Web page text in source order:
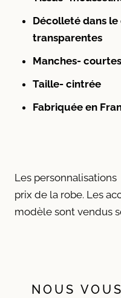
Décolleté dans
transparentes
Manches- courtes
Taille- cintrée
Fabriquée en
Les
prix de la robe. Les
modèle sont vendus
NOUS